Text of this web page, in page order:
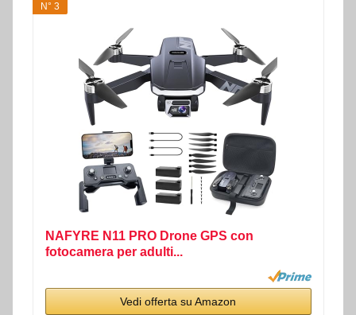
N° 3
NAFYRE N11 PRO Drone GPS con
fotocamera per adulti...
Vedi offerta su Amazon